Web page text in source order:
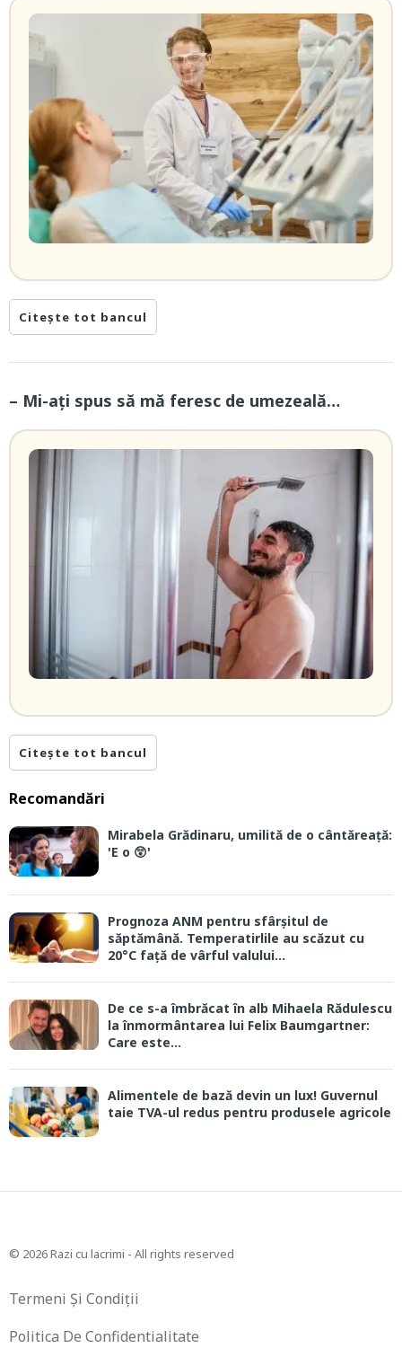
Citește tot bancul
– Mi-ați spus să mă feresc de umezeală…
Citește tot bancul
Recomandări
Mirabela Grădinaru, umilită de o cântăreață:
'E o 😲'
Prognoza ANM pentru sfârșitul de
săptămână. Temperatirlile au scăzut cu
20°C față de vârful valului...
De ce s-a îmbrăcat în alb Mihaela Rădulescu
la înmormântarea lui Felix Baumgartner:
Care este...
Alimentele de bază devin un lux! Guvernul
taie TVA-ul redus pentru produsele agricole
© 2026 Razi cu lacrimi - All rights reserved
Termeni Și Condiții
Politica De Confidentialitate